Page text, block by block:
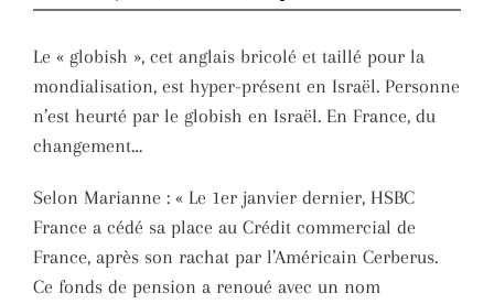
Le « globish », cet anglais bricolé et taillé pour la
mondialisation, est hyper-présent en Israël. Personne
n’est heurté par le globish en Israël. En France, du
changement…
Selon Marianne : « Le 1er janvier dernier, HSBC
France a cédé sa place au Crédit commercial de
France, après son rachat par l’Américain Cerberus.
Ce fonds de pension a renoué avec un nom